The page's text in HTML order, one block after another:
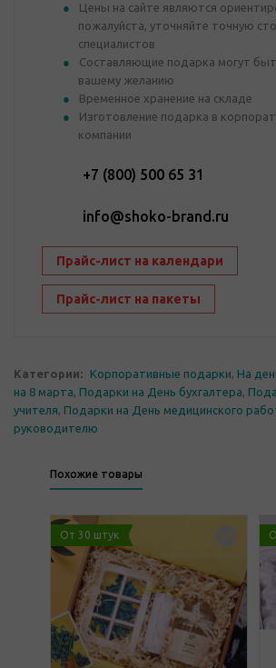
Цены на сайте являются
пожалуйста, уточняйте точную
специалистов
Составляющие подарка могут
вашему желанию
Временное хранение на складе
Изготовление подарка в
компании
+7 (800) 500 65 31
info@shoko-brand.ru
Прайс-лист на календари
Прайс-лист на пакеты
Категории: Корпоративные подарки, На
на 8 марта, Подарки на День бухгалтера,
учителя, Подарки на День медицинского
руководителю
Похожие товары
От 30 штук